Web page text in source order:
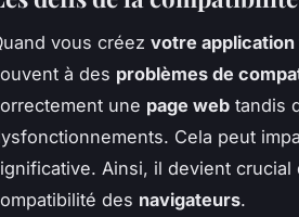
vous créez votre application
à des problèmes de
une page web tandis
Cela peut
Ainsi, il devient
des navigateurs.